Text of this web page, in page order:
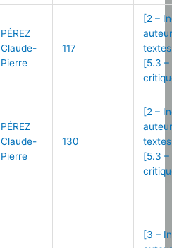
PÉREZ
Claude-
Pierre
117
[2 –
[5.3 –
PÉREZ
Claude-
Pierre
130
[2 –
[5.3 –
[3 –